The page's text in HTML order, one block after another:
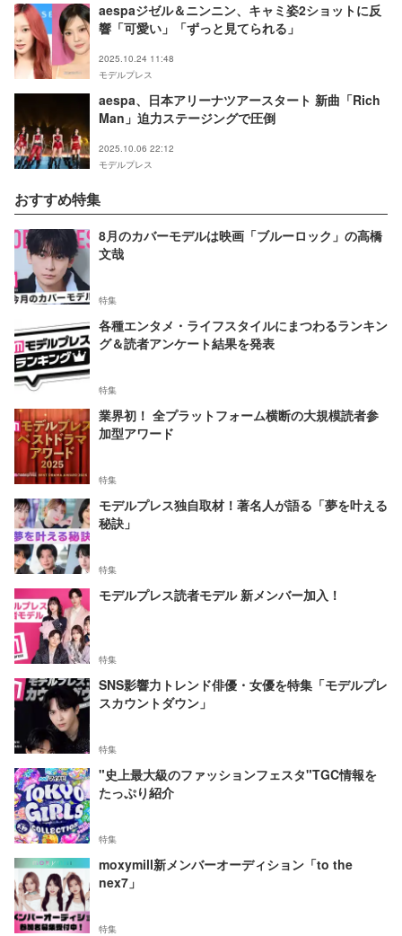
aespaジゼル＆ニンニン、キャミ姿2ショットに反
響「可愛い」「ずっと見てられる」
2025.10.24 11:48
モデルプレス
aespa、日本アリーナツアースタート 新曲「Rich
Man」迫力ステージングで圧倒
2025.10.06 22:12
モデルプレス
おすすめ特集
8月のカバーモデルは映画「ブルーロック」の高橋
文哉
特集
各種エンタメ・ライフスタイルにまつわるランキン
グ＆読者アンケート結果を発表
特集
業界初！ 全プラットフォーム横断の大規模読者参
加型アワード
特集
モデルプレス独自取材！著名人が語る「夢を叶える
秘訣」
特集
モデルプレス読者モデル 新メンバー加入！
特集
SNS影響力トレンド俳優・女優を特集「モデルプレ
スカウントダウン」
特集
"史上最大級のファッションフェスタ"TGC情報を
たっぷり紹介
特集
moxymill新メンバーオーディション「to the
nex7」
特集